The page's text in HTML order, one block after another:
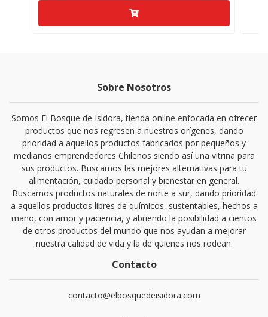
Sobre Nosotros
Somos El Bosque de Isidora, tienda online enfocada en ofrecer
productos que nos regresen a nuestros orígenes, dando
prioridad a aquellos productos fabricados por pequeños y
medianos emprendedores Chilenos siendo así una vitrina para
sus productos. Buscamos las mejores alternativas para tu
alimentación, cuidado personal y bienestar en general.
Buscamos productos naturales de norte a sur, dando prioridad
a aquellos productos libres de químicos, sustentables, hechos a
mano, con amor y paciencia, y abriendo la posibilidad a cientos
de otros productos del mundo que nos ayudan a mejorar
nuestra calidad de vida y la de quienes nos rodean.
Contacto
contacto@elbosquedeisidora.com